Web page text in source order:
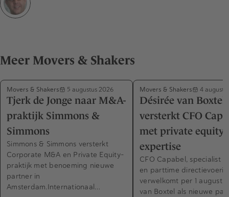
Meer Movers & Shakers
Movers & Shakers 5 augustus 2026
Tjerk de Jonge naar M&A-
praktijk Simmons &
Simmons
Simmons & Simmons versterkt
Corporate M&A en Private Equity-
praktijk met benoeming nieuwe
partner in
Amsterdam.Internationaal…
Movers & Shakers 4
Désirée van Boxtel
versterkt CFO
met private equity-
expertise
CFO Capabel, specialist
en parttime
verwelkomt per 1
van Boxtel als nieuwe